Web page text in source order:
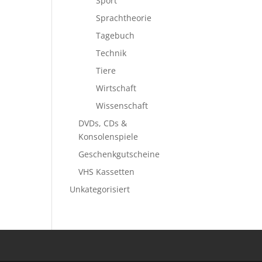
Sprachtheorie
Tagebuch
Technik
Tiere
Wirtschaft
Wissenschaft
DVDs, CDs &
Konsolenspiele
Geschenkgutscheine
VHS Kassetten
Unkategorisiert